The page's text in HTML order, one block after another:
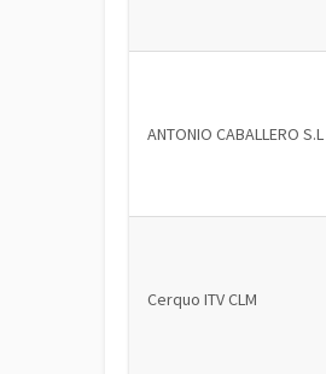
ANTONIO CABALLERO S.L
Cerquo ITV CLM